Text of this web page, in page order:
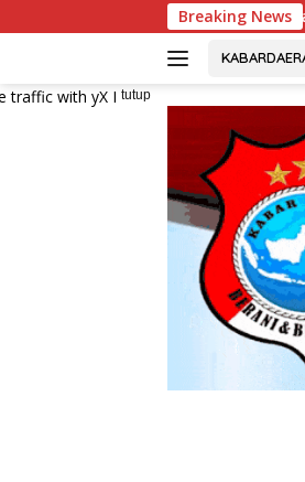
ke
Breaking News
Ratusan Siswa SMP di Pohuwato
tutup